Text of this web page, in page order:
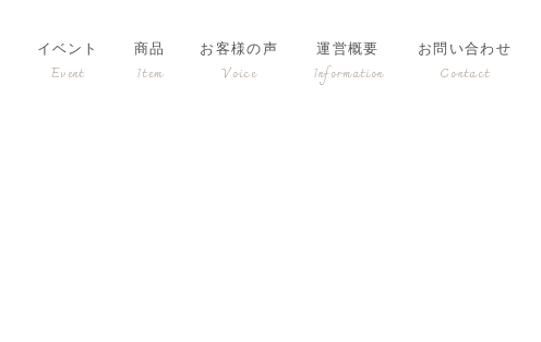
イベント 商品 お客様の声 運営概要 お問い合わせ